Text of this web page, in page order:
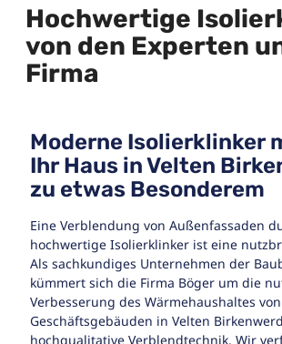
Hochwertige
von den Experten
Firma
Moderne Isolierklinker
Ihr Haus in Velten
zu etwas Besonderem
Eine Verblendung von Außenfassaden
hochwertige Isolierklinker ist eine
Als sachkundiges Unternehmen der
kümmert sich die Firma Böger um die
Verbesserung des Wärmehaushaltes
Geschäftsgebäuden in Velten
hochqualitative Verblendtechnik. Wir